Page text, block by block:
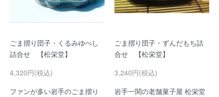
ごま摺り団子・くるみゆべし
詰合せ 【松栄堂】
4,320円(税込)
ファンが多い岩手のごま摺り
ごま摺り団子・ずんだもち詰
合せ 【松栄堂】
3,240円(税込)
岩手一関の老舗菓子屋 松栄堂